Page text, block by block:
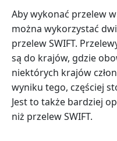
Aby wykonać przelew
można wykorzystać
przelew SWIFT.
są do krajów, gdzie
niektórych krajów
wyniku tego, częściej
Jest to także bardziej
niż przelew SWIFT.